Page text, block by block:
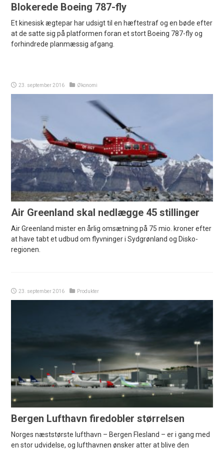
Blokerede Boeing 787-fly
Et kinesisk ægtepar har udsigt til en hæftestraf og en bøde efter
at de satte sig på platformen foran et stort Boeing 787-fly og
forhindrede planmæssig afgang.
23. september 2016 Økonomi
Air Greenland skal nedlægge 45 stillinger
Air Greenland mister en årlig omsætning på 75 mio. kroner efter
at have tabt et udbud om flyvninger i Sydgrønland og Disko-
regionen.
23. september 2016 Produkter
Bergen Lufthavn firedobler størrelsen
Norges næststørste lufthavn – Bergen Flesland – er i gang med
en stor udvidelse, og lufthavnen ønsker atter at blive den